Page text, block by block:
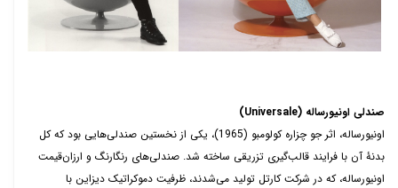
صندلی اونیورساله (Universale
)
اونیورساله، اثر جو چزاره کولومبو (1965)، یکی از نخستین صندلی‌هایی بود که کل
بدنۀ آن با فرایند قالب‌گیری تزریقی ساخته شد. صندلی‌های رنگارنگ و ارزان‌قیمت
اونیورساله، که در شرکت کارتل تولید می‌شدند، ظرفیت دموکراتیک دیزاین با